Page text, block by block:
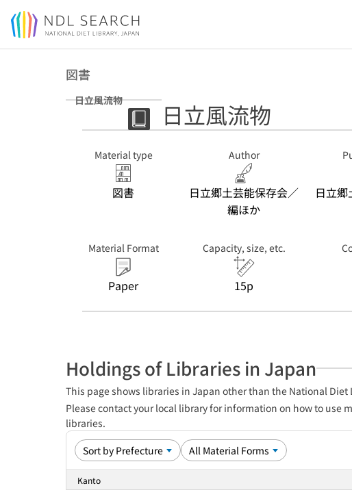
Jump to main content
図書
日立風流物 日立風流物
Material type
図書
Author
日立郷土芸能保存会／
編ほか
日立
Material Format
Paper
Capacity, size, etc.
15p
Holdings of Libraries in Japan
This page shows libraries in Japan other than the National
Please contact your local library for information on how to
libraries.
Kanto